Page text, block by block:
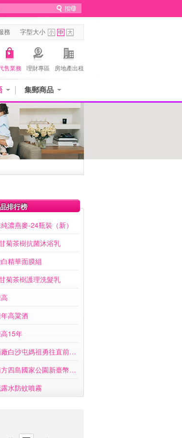
務 字型大小
售業務 理財專區 房地產出租
集郵商品
排行榜
濃燕麥-24瓶裝（新）
菊茶樹抗菌沐浴乳
精華面膜組
菊茶樹護理洗髮乳
高粱酒
15年
馬祖酒廠白沙屯媽祖勇往直前紀念酒
澎湖南方四島國家公園新臺幣硬幣組合
水防蚊噴霧